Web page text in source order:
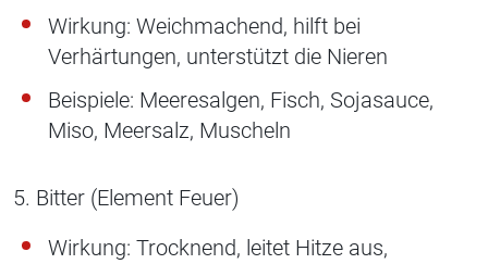
Wirkung: Weichmachend, hilft bei
Verhärtungen, unterstützt die Nieren
Beispiele: Meeresalgen, Fisch, Sojasauce,
Miso, Meersalz, Muscheln
5. Bitter (Element Feuer)
Wirkung: Trocknend, leitet Hitze aus,